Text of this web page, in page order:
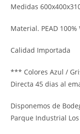
Medidas
Material. PEAD 100%
Calidad Importada
*** Colores Azul /
Directa 45 dias al
Disponemos de
Parque Industrial